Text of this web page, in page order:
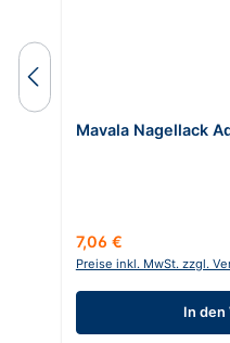
Mavala Nagellack
Regulärer Preis:
7,06 €
Preise inkl. MwSt. zzgl.
In den